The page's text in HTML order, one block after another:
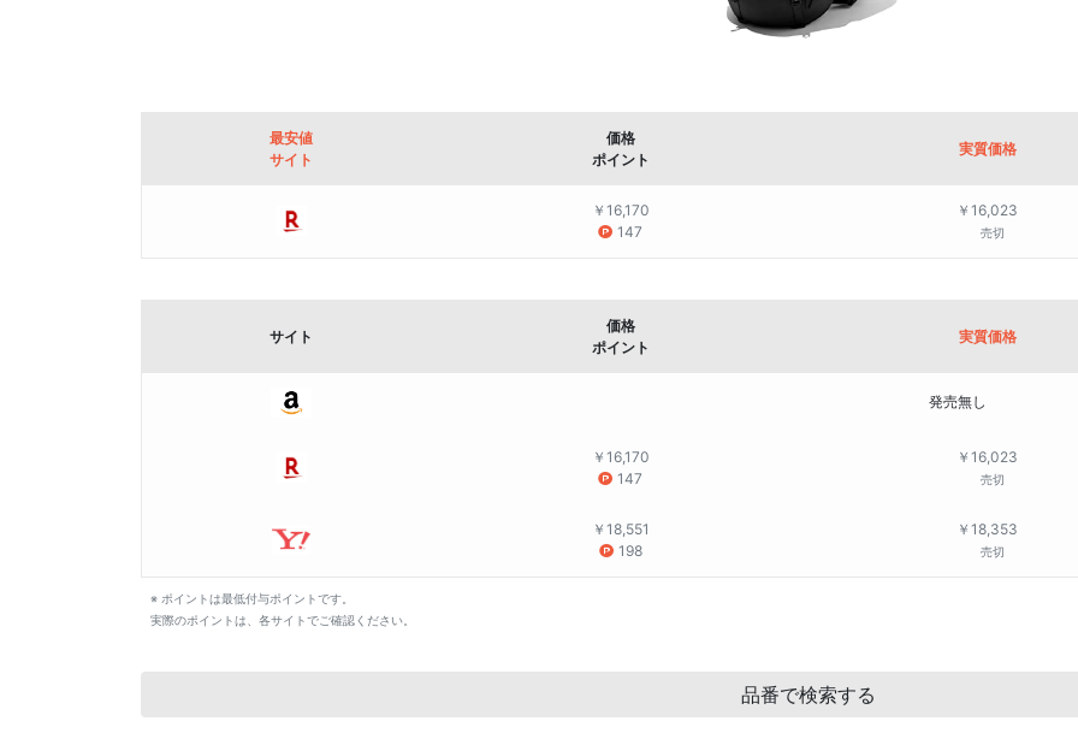
最安値
サイト
価格
ポイント
実質価格
￥16,170
147
￥16,023
売切
サイト
価格
ポイント
実質価格
発売無し
￥16,170
147
￥16,023
売切
￥18,551
198
￥18,353
売切
※ ポイントは最低付与ポイントです。
実際のポイントは、各サイトでご確認ください。
品番で検索する